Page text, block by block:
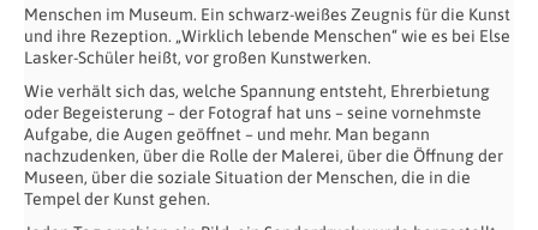
Menschen im Museum. Ein schwarz-weißes Zeugnis für die Kunst
und ihre Rezeption. „Wirklich lebende Menschen“ wie es bei Else
Lasker-Schüler heißt, vor großen Kunstwerken.
Wie verhält sich das, welche Spannung entsteht, Ehrerbietung
oder Begeisterung – der Fotograf hat uns – seine vornehmste
Aufgabe, die Augen geöffnet – und mehr. Man begann
nachzudenken, über die Rolle der Malerei, über die Öffnung der
Museen, über die soziale Situation der Menschen, die in die
Tempel der Kunst gehen.